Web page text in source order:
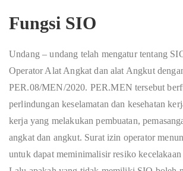
Fungsi SIO
Undang – undang telah mengatur tentang
Operator Alat Angkat dan alat Angkut
PER.08/MEN/2020. PER.MEN tersebut
perlindungan keselamatan dan kesehatan
kerja yang melakukan pembuatan,
angkat dan angkut. Surat izin operator
untuk dapat meminimalisir resiko